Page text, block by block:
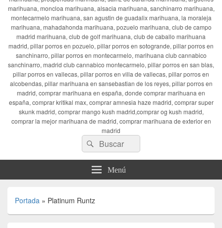
marihuana, moncloa marihuana, alsacia marihuana, sanchinarro marihuana,
montecarmelo marihuana, san agustin de guadalix marihuana, la moraleja
marihuana, mahadahonda marihuana, pozuelo marihuana, club de campo
madrid marihuana, club de golf marihuana, club de caballo marihuana
madrid, pillar porros en pozuelo, pillar porros en sotogrande, pillar porros en
sanchinarro, pillar porros en montecarmelo, marihuana club cannabico
sanchinarro, madrid club cannabico montecarmelo, pillar porros en san blas,
pillar porros en vallecas, pillar porros en villa de vallecas, pillar porros en
alcobendas, pillar marihuana en sansebastian de los reyes, pillar porros en
madrid, comprar marihuana en españa, donde comprar marihuana en
españa, comprar kritikal max, comprar amnesia haze madrid, comprar super
skunk madrid, comprar mango kush madrid,comprar og kush madrid,
comprar la mejor marihuana de madrid, comprar marihuana de exterior en
madrid
Buscar
por:
Buscar
Menú
Portada » Platinum Runtz